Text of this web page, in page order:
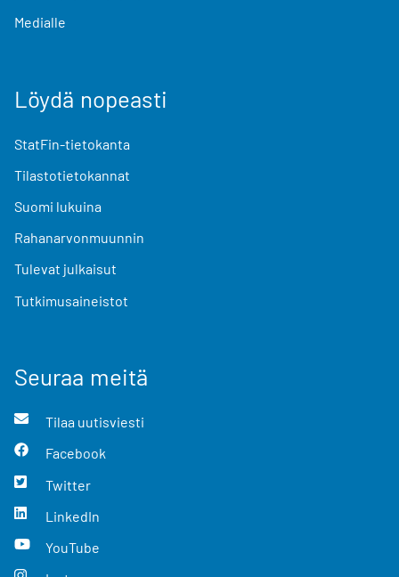
Medialle
Löydä nopeasti
StatFin-tietokanta
Tilastotietokannat
Suomi lukuina
Rahanarvonmuunnin
Tulevat julkaisut
Tutkimusaineistot
Seuraa meitä
Tilaa uutisviesti
Facebook
Twitter
LinkedIn
YouTube